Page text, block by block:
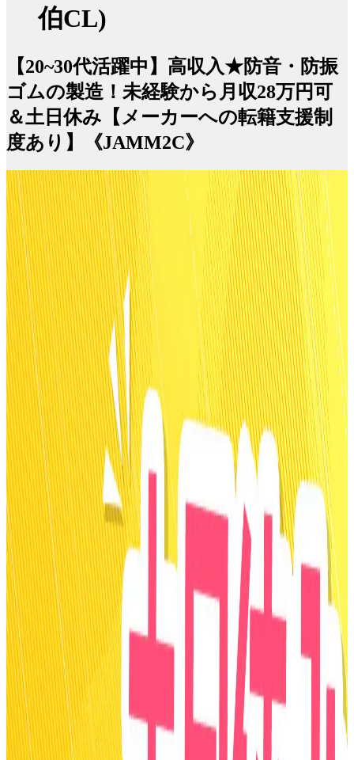
伯CL)
【20~30代活躍中】高収入★防音・防振
ゴムの製造！未経験から月収28万円可
＆土日休み【メーカーへの転籍支援制
度あり】《JAMM2C》